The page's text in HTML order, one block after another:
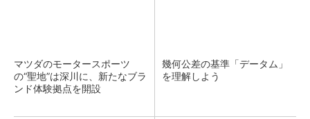
マツダのモータースポーツ
の“聖地”は深川に、新たなブラ
ンド体験拠点を開設
幾何公差の基準「データム」
を理解しよう